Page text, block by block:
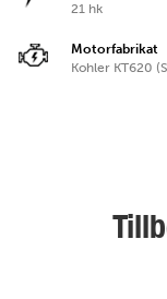
Motorfabrikat
Kohler KT620
21 hk